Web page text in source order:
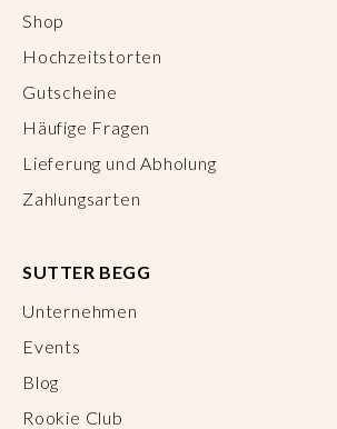
Shop
Hochzeitstorten
Gutscheine
Häufige Fragen
Lieferung und Abholung
Zahlungsarten
SUTTER BEGG
Unternehmen
Events
Blog
Rookie Club